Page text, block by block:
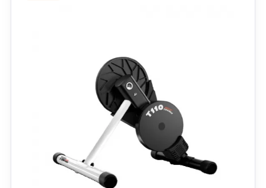
“คุ้มค่ากับเงินที่เสียไป สมาร์ทเทรนเดอร์ในร่ม ตอน
นี้ฉันไม่ต้องกังวลเรื่องฝนจะตกแล้ว”